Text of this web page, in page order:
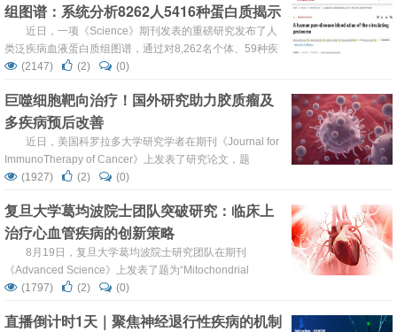
为理解“为何同一根动脉的不同部位易患不同疾病”这一困扰
医学界多年的问题提供了关键线索。 图形摘要 ...
组图谱：系统分析8262人5416种蛋白质揭示
健康与疾病分子动态规律​
近日，一项《Science》期刊发表的重磅研究发布了人
类泛疾病血液蛋白质组图谱，通过对8,262名个体、59种疾
病及多达5,416种蛋白质进行系统分析，揭示了血液蛋白质
理工学院领衔的国际团队完成，为疾病早期诊断、患者分层
及精准治疗提供了前所未有的分子维度资源。 健康个体的纵
向蛋白质组图谱 研究背景与...
(2147) (2) (0)
巨噬细胞靶向治疗！国外研究助力胶质瘤及
多疾病预后改善
近日，美国科罗拉多大学研究学者在期刊《Journal for
ImmunoTherapy of Cancer》上发表了研究论文，题
为“Differential phagocytosis induces diverse macrophage
噬细胞的命运与它们吞噬物质的分子特性密切相关。吞噬作
用并非...
(1927) (2) (0)
复旦大学葛均波院士团队突破研究：临床上
治疗心血管疾病的创新策略
8月19日，复旦大学葛均波院士研究团队在期刊
《Advanced Science》上发表了题为“Mitochondrial
Transplantation Augments the Reparative Capacity of
研究中，研究人员提出了一种新的线粒体增强策略，即向巨
(1797) (2) (0)
直播倒计时1天｜聚焦神经退行性疾病的机制